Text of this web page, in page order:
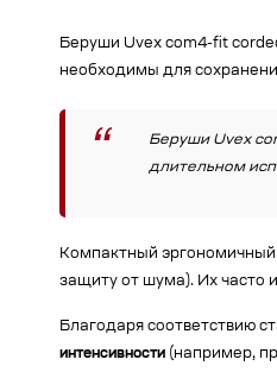
Беруши Uvex com4-fit
необходимы для
Беруши Uvex
длительном
Компактный
защиту от шума). Их часто
Благодаря соответствию
интенсивности (например,